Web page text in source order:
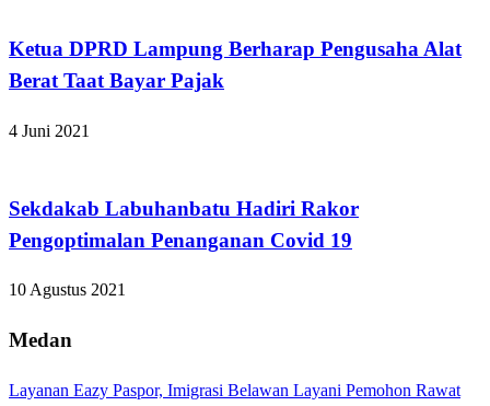
Ketua DPRD Lampung Berharap Pengusaha Alat
Berat Taat Bayar Pajak
4 Juni 2021
Sekdakab Labuhanbatu Hadiri Rakor
Pengoptimalan Penanganan Covid 19
10 Agustus 2021
Medan
Layanan Eazy Paspor, Imigrasi Belawan Layani Pemohon Rawat